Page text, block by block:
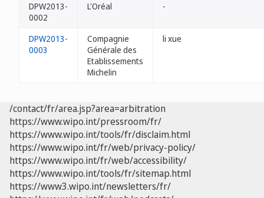
DPW2013-
0002
L'Oréal -
DPW2013-
0003
Compagnie
Générale des
Etablissements
Michelin
li xue
/contact/fr/area.jsp?area=arbitration
https://www.wipo.int/pressroom/fr/
https://www.wipo.int/tools/fr/disclaim.html
https://www.wipo.int/fr/web/privacy-policy/
https://www.wipo.int/fr/web/accessibility/
https://www.wipo.int/tools/fr/sitemap.html
https://www3.wipo.int/newsletters/fr/